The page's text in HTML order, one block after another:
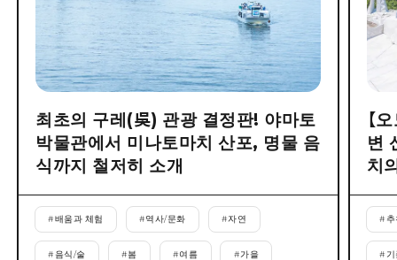
최초의 구레(吳) 관광 결정판! 야마토
박물관에서 미나토마치 산포, 명물 음
식까지 철저히 소개
#배움과 체험 #역사/문화 #자연
#음식/술 #봄 #여름 #가을
【
변
치
#
#